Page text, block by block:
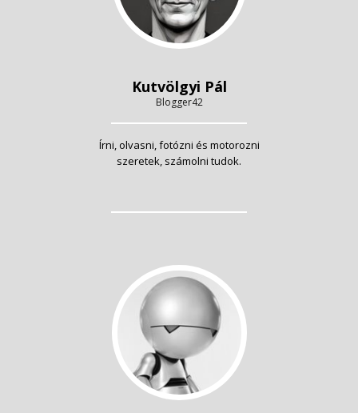
Kutvölgyi Pál
Blogger42
Írni, olvasni, fotózni és motorozni
szeretek, számolni tudok.